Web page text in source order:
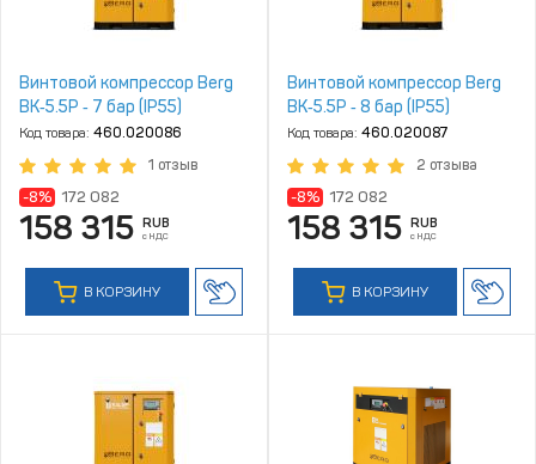
Винтовой компрессор Berg
ВК‑5.5Р ‑ 7 бар (IP55)
Код товара: 460.020086
1 отзыв
-8% 172 082
158 315 RUB
с НДС
В КОРЗИНУ
Винтовой компрессор Berg
ВК‑5.5Р ‑ 8 бар (IP55)
Код товара: 460.020087
2 отзыва
-8% 172 082
158 315 RUB
с НДС
В КОРЗИНУ